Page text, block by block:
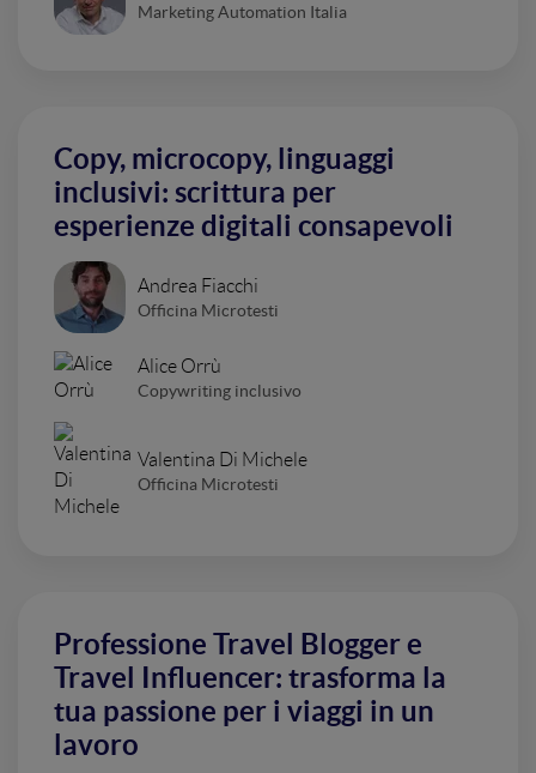
Marketing Automation Italia
Copy, microcopy, linguaggi
inclusivi: scrittura per
esperienze digitali consapevoli
Andrea Fiacchi
Officina Microtesti
Alice Orrù
Copywriting inclusivo
Valentina Di Michele
Officina Microtesti
Professione Travel Blogger e
Travel Influencer: trasforma la
tua passione per i viaggi in un
lavoro